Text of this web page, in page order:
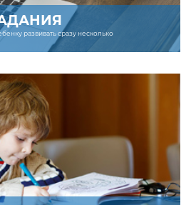
развивать сразу несколько